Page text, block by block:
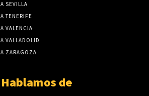
SEVILLA
TENERIFE
VALENCIA
VALLADOLID
ZARAGOZA
Hablamos de